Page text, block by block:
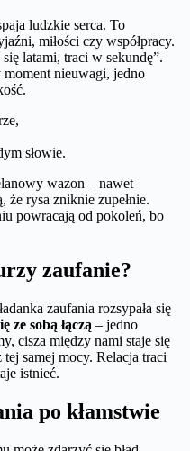
ludzkie serca. To
miłości czy współpracy.
latami, traci w sekundę”.
nieuwagi, jedno
słowie.
wazon – nawet
że rysa zniknie zupełnie.
powracają od pokoleń, bo
zaufanie?
zaufania rozsypała się
ze sobą łączą – jedno
cisza między nami staje się
tej samej mocy. Relacja traci
istnieć.
po kłamstwie